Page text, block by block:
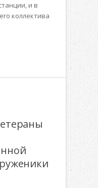
и в
коллектива